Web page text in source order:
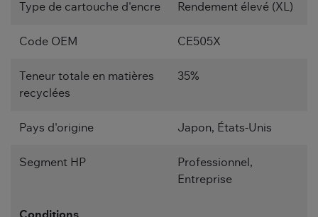
Type de cartouche d'encre Rendement élevé (XL)
Code OEM CE505X
Teneur totale en matières
recyclées
35%
Pays d'origine Japon, États-Unis
Segment HP
Professionnel,
Entreprise